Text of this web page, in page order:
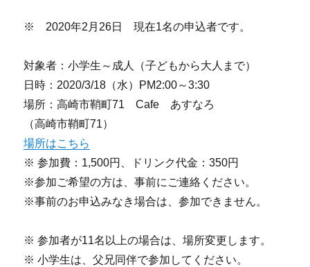
※ 2020年2月26日 現在1名の申込者です。
対象者：小学生～成人（子どもから大人まで）
日時：2020/3/18（水）PM2:00～3:30
場所：高崎市鞘町71 Cafe あすなろ
（高崎市鞘町71）
場所はこちら
※ 参加費：1,500円、ドリンク代金：350円
※参加ご希望の方は、事前にご連絡ください。
※事前のお申込みなき場合は、参加できません。
※ 参加者が11名以上の場合は、場所変更します。
※ 小学生は、父兄同伴で参加してください。